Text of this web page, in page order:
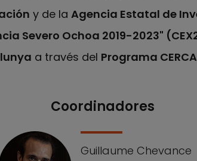
y de la Agencia Estatal de
Severo Ochoa 2019-2023"
a través del Programa CERCA
Coordinadores
Guillaume Chevance